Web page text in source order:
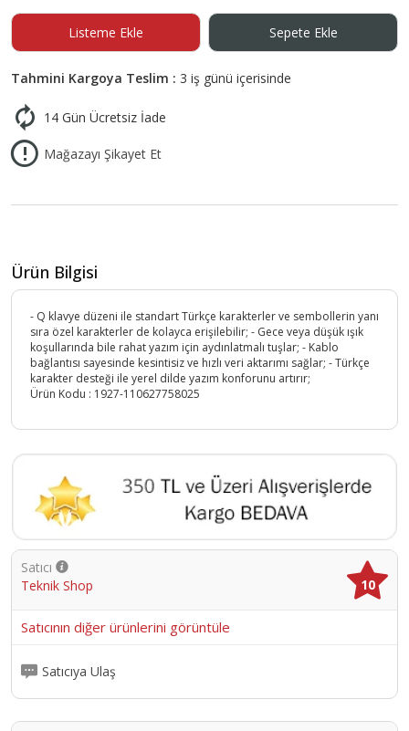
Listeme Ekle Sepete Ekle
Tahmini Kargoya Teslim : 3 iş günü içerisinde
14 Gün Ücretsiz İade
Mağazayı Şikayet Et
Ürün Bilgisi
- Q klavye düzeni ile standart Türkçe karakterler ve sembollerin yanı
sıra özel karakterler de kolayca erişilebilir; - Gece veya düşük ışık
koşullarında bile rahat yazım için aydınlatmalı tuşlar; - Kablo
bağlantısı sayesinde kesintisiz ve hızlı veri aktarımı sağlar; - Türkçe
karakter desteği ile yerel dilde yazım konforunu artırır;
Ürün Kodu : 1927-110627758025
Satıcı
Teknik Shop
10
Satıcının diğer ürünlerini görüntüle
Satıcıya Ulaş